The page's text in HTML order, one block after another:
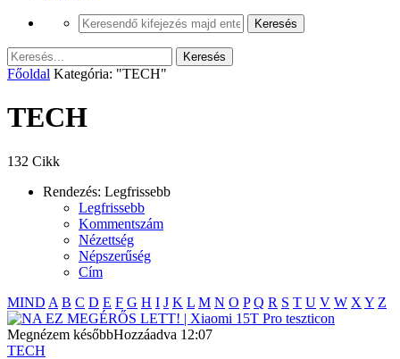
Főoldal Kategória: "TECH"
TECH
132 Cikk
Rendezés: Legfrissebb
Legfrissebb
Kommentszám
Nézettség
Népszerűség
Cím
MIND A B C D E F G H I J K L M N O P Q R S T U V W X Y Z
icon
Megnézem későbbHozzáadva 12:07
TECH